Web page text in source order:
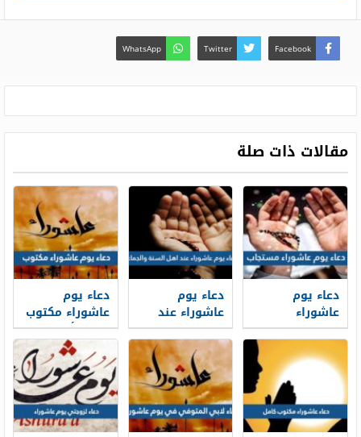
Facebook
Twitter
WhatsApp
مقالات ذات صلة
دعاء يوم
عاشوراء
مستجاب 1448 ،
أجمل أدعية
صيام عاشوراء
مكتوبة
دعاء يوم
عاشوراء عند
اهل السنة
والجماعة
مكتوب 1448
دعاء يوم
عاشوراء مكتوب
1448 ، أجمل
أدعية صيام
عاشوراء